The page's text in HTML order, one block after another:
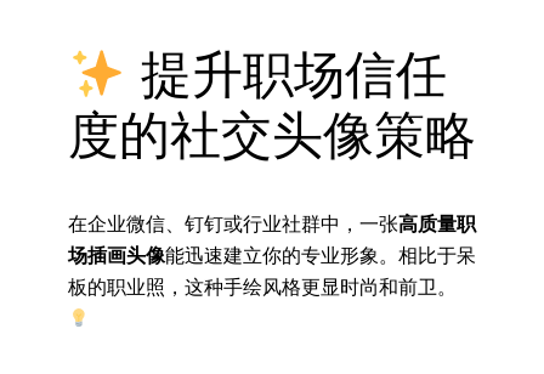
提升职场信任
度的社交头像策略
在企业微信、钉钉或行业社群中，一张高质量职
场插画头像能迅速建立你的专业形象。相比于呆
板的职业照，这种手绘风格更显时尚和前卫。